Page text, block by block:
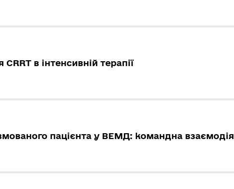
в інтенсивній терапії
пацієнта у ВЕМД: командна взаємодія